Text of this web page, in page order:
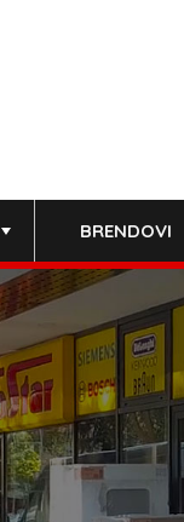
BRENDOVI